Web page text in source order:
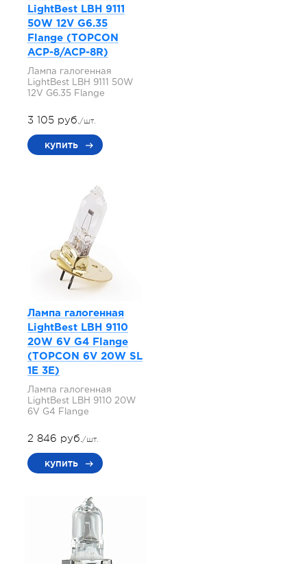
LightBest LBH 9111
50W 12V G6.35
Flange (TOPCON
ACP-8/ACP-8R)
Лампа галогенная
LightBest LBH 9111 50W
12V G6.35 Flange
3 105 руб./шт.
купить
Лампа галогенная
LightBest LBH 9110
20W 6V G4 Flange
(TOPCON 6V 20W SL
1E 3E)
Лампа галогенная
LightBest LBH 9110 20W
6V G4 Flange
2 846 руб./шт.
купить